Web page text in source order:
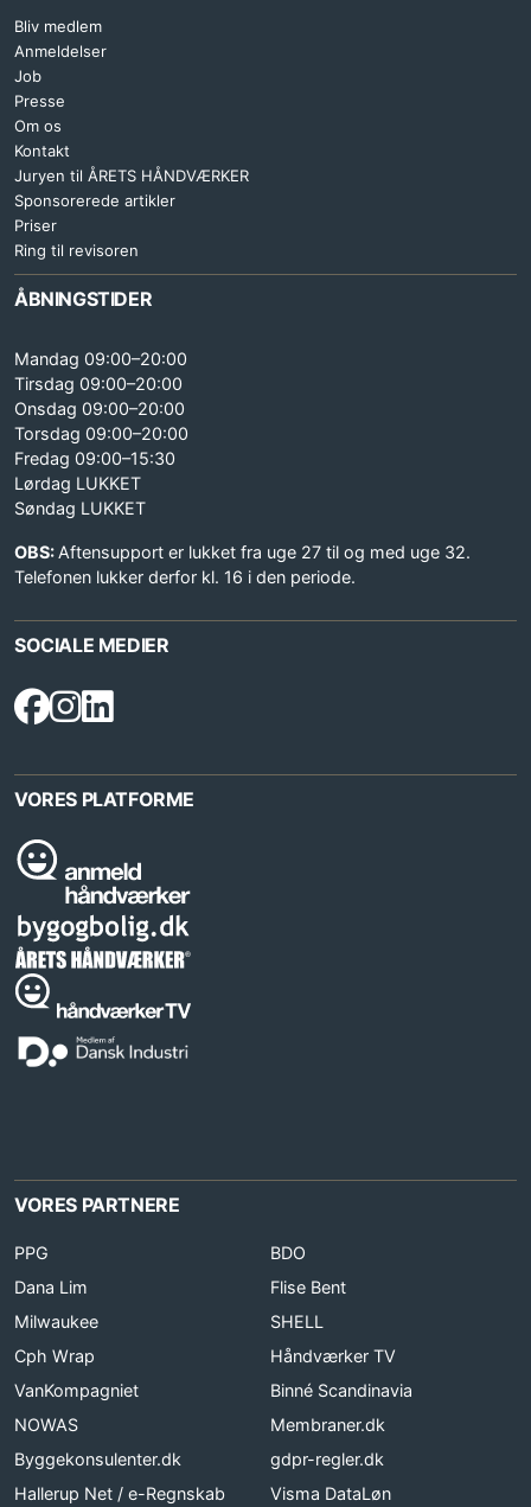
Bliv medlem
Anmeldelser
Job
Presse
Om os
Kontakt
Juryen til ÅRETS HÅNDVÆRKER
Sponsorerede artikler
Priser
Ring til revisoren
ÅBNINGSTIDER
Mandag 09:00–20:00
Tirsdag 09:00–20:00
Onsdag 09:00–20:00
Torsdag 09:00–20:00
Fredag 09:00–15:30
Lørdag LUKKET
Søndag LUKKET
OBS: Aftensupport er lukket fra uge 27 til og med uge 32.
Telefonen lukker derfor kl. 16 i den periode.
SOCIALE MEDIER
VORES PLATFORME
VORES PARTNERE
PPG
BDO
Dana Lim
Flise Bent
Milwaukee
SHELL
Cph Wrap
Håndværker TV
VanKompagniet
Binné Scandinavia
NOWAS
Membraner.dk
Byggekonsulenter.dk
gdpr-regler.dk
Hallerup Net / e-Regnskab
Visma DataLøn